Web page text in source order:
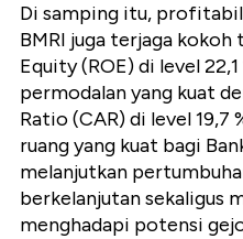
Di samping itu,
BMRI juga terjaga
Equity (ROE) di level
permodalan yang kuat
Ratio (CAR) di level 19,7
ruang yang kuat bagi
melanjutkan
berkelanjutan sekaligus
menghadapi potensi